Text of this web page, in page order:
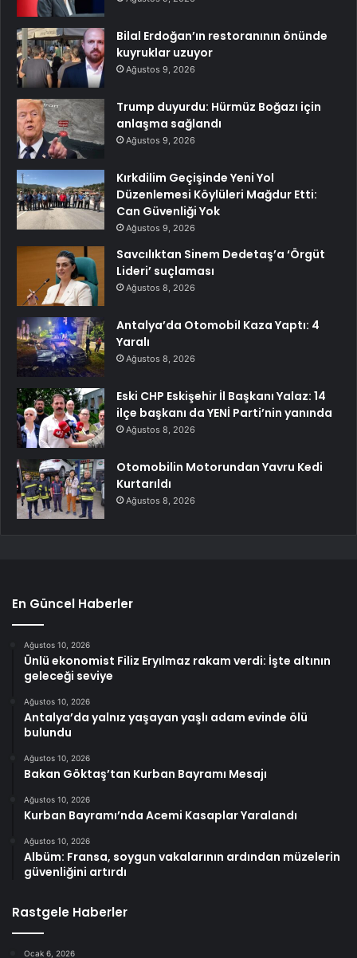
Bilal Erdoğan’ın restoranının önünde
kuyruklar uzuyor
Ağustos 9, 2026
Trump duyurdu: Hürmüz Boğazı için
anlaşma sağlandı
Ağustos 9, 2026
Kırkdilim Geçişinde Yeni Yol
Düzenlemesi Köylüleri Mağdur Etti:
Can Güvenliği Yok
Ağustos 9, 2026
Savcılıktan Sinem Dedetaş’a ‘Örgüt
Lideri’ suçlaması
Ağustos 8, 2026
Antalya’da Otomobil Kaza Yaptı: 4
Yaralı
Ağustos 8, 2026
Eski CHP Eskişehir İl Başkanı Yalaz: 14
ilçe başkanı da YENİ Parti’nin yanında
Ağustos 8, 2026
Otomobilin Motorundan Yavru Kedi
Kurtarıldı
Ağustos 8, 2026
En Güncel Haberler
Ağustos 10, 2026
Ünlü ekonomist Filiz Eryılmaz rakam verdi: İşte altının
geleceği seviye
Ağustos 10, 2026
Antalya’da yalnız yaşayan yaşlı adam evinde ölü
bulundu
Ağustos 10, 2026
Bakan Göktaş’tan Kurban Bayramı Mesajı
Ağustos 10, 2026
Kurban Bayramı’nda Acemi Kasaplar Yaralandı
Ağustos 10, 2026
Albüm: Fransa, soygun vakalarının ardından müzelerin
güvenliğini artırdı
Rastgele Haberler
Ocak 6, 2026